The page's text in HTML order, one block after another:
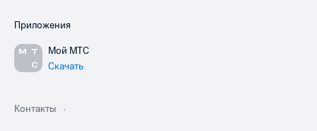
Приложения
Мой МТС
Скачать
Контакты